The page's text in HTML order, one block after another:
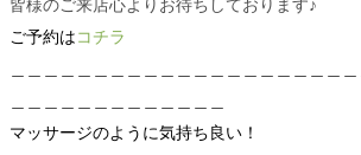
皆様のご来店心よりお待ちしております♪
ご予約は コチラ
マッサージのように気持ち良い！